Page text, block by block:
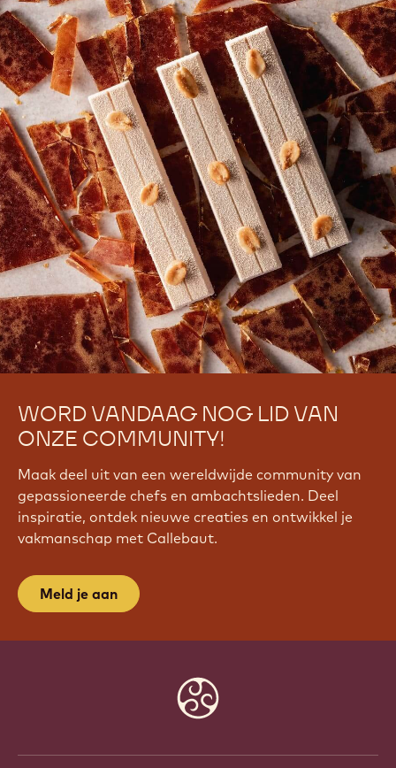
WORD VANDAAG NOG LID VAN
ONZE COMMUNITY!
Maak deel uit van een wereldwijde community van
gepassioneerde chefs en ambachtslieden. Deel
inspiratie, ontdek nieuwe creaties en ontwikkel je
vakmanschap met Callebaut.
Meld je aan